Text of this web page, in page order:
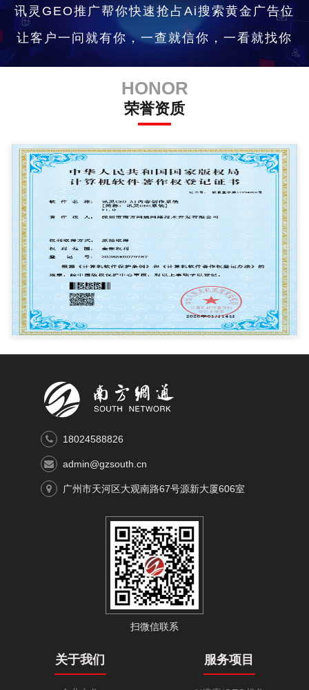
讯灵GEO推广帮你快速抢占Ai搜索黄金广告位
让客户一问就有你，一查就信你，一看就找你
HONOR
荣誉资质
18024588826
admin@gzsouth.cn
广州市天河区大观南路67号源新大厦606室
扫微信联系
关于我们 服务项目